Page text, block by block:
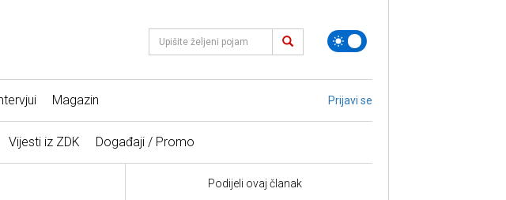
Magazin Prijavi se
Vijesti iz ZDK Događaji / Promo
Podijeli ovaj članak